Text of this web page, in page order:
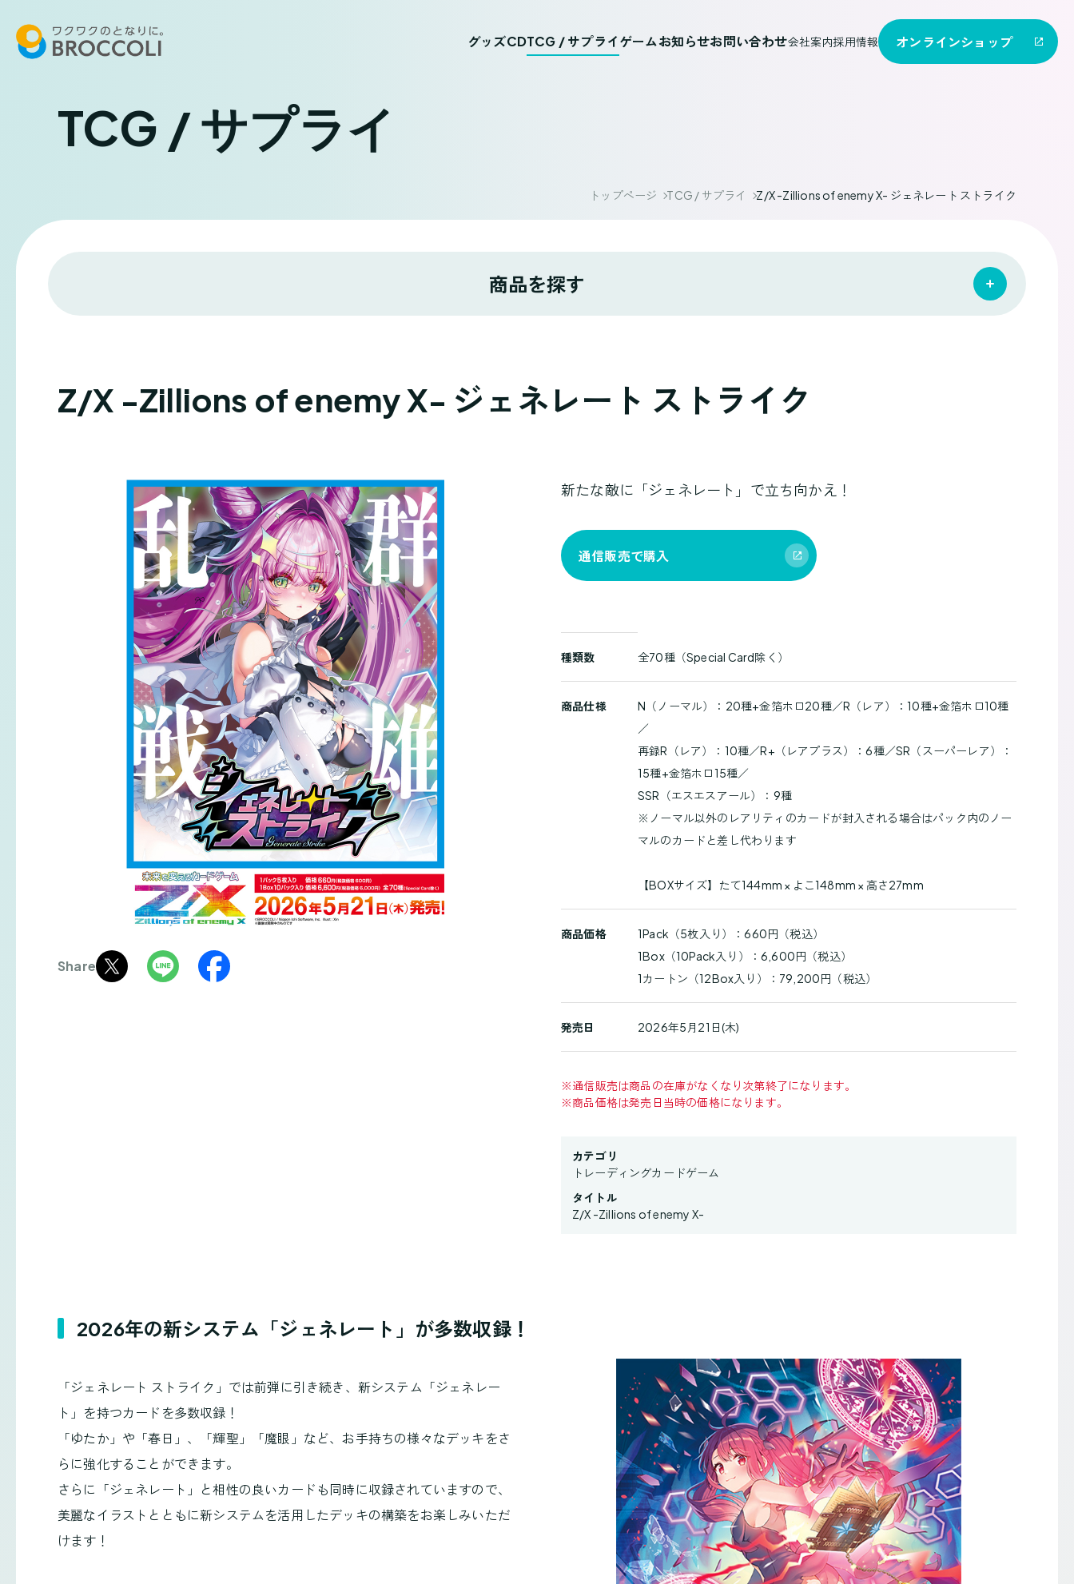
グッズCDTCG / サプライゲームお知らせお問い合わせ会社案内採用情報 オンラインショップ
TCG / サプライ
トップページ TCG / サプライ Z/X -Zillions of enemy X- ジェネレート ストライク
商品を探す
Z/X -Zillions of enemy X- ジェネレート ストライク
Share
新たな敵に「ジェネレート」で立ち向かえ！
通信販売で購入
種類数 全70種（Special Card除く）
商品仕様
N（ノーマル）：20種+金箔ホロ20種／R（レア）：10種+金箔ホロ10種
／
再録R（レア）：10種／R+（レアプラス）：6種／SR（スーパーレア）：
15種+金箔ホロ15種／
SSR（エスエスアール）：9種
※ノーマル以外のレアリティのカードが封入される場合はパック内のノー
マルのカードと差し代わります
【BOXサイズ】たて144mm × よこ148mm × 高さ27mm
商品価格
1Pack（5枚入り）：660円（税込）
1Box（10Pack入り）：6,600円（税込）
1カートン（12Box入り）：79,200円（税込）
発売日 2026年5月21日(木)
※通信販売は商品の在庫がなくなり次第終了になります。
※商品価格は発売日当時の価格になります。
カテゴリ
トレーディングカードゲーム
タイトル
Z/X -Zillions of enemy X-
2026年の新システム「ジェネレート」が多数収録！
「ジェネレート ストライク」では前弾に引き続き、新システム「ジェネレー
ト」を持つカードを多数収録！
「ゆたか」や「春日」、「輝聖」「魔眼」など、お手持ちの様々なデッキをさ
らに強化することができます。
さらに「ジェネレート」と相性の良いカードも同時に収録されていますので、
美麗なイラストとともに新システムを活用したデッキの構築をお楽しみいただ
けます！